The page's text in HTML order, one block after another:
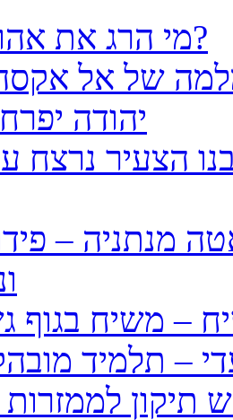
מי הרג את אהוביה סנדק?
של אל
יהודה
הצעיר נרצח
מנתניה –
– משיח בגוף
– תלמיד